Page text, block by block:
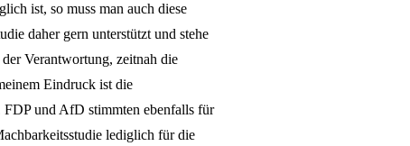
ist, so muss man auch diese
daher gern unterstützt und stehe
Verantwortung, zeitnah die
Eindruck ist die
und AfD stimmten ebenfalls für
lediglich für die